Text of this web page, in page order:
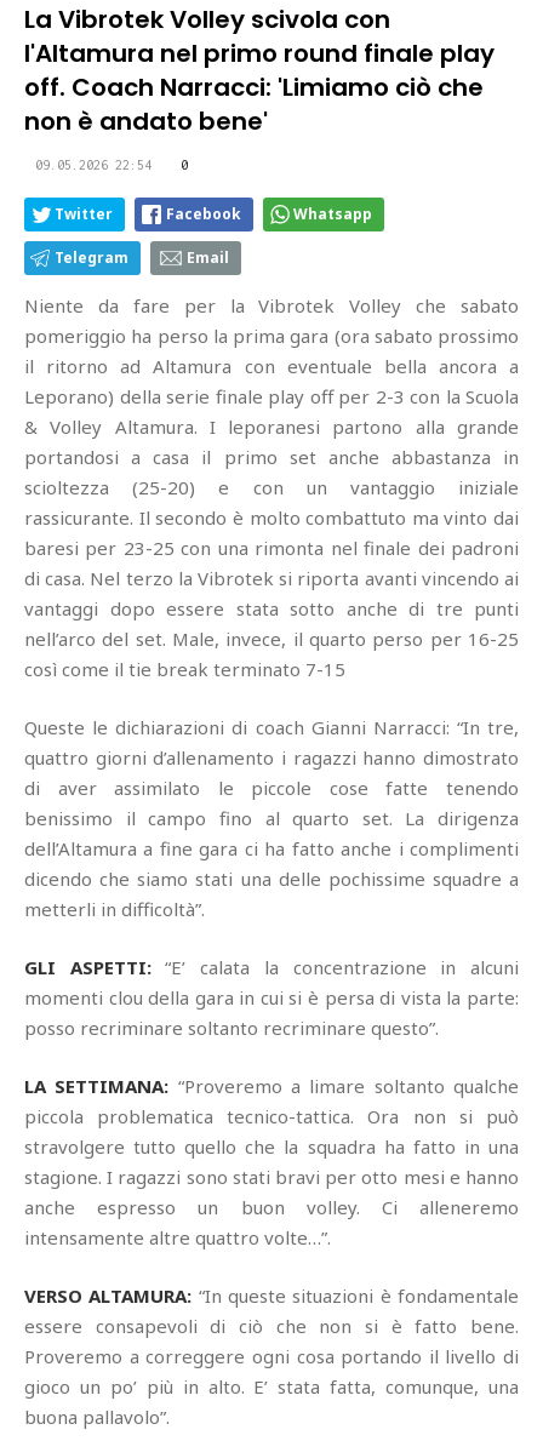
La Vibrotek Volley scivola con
l'Altamura nel primo round finale play
off. Coach Narracci: 'Limiamo ciò che
non è andato bene'
09.05.2026 22:54 0
Twitter Facebook Whatsapp
Telegram Email
Niente da fare per la Vibrotek Volley che sabato
pomeriggio ha perso la prima gara (ora sabato prossimo
il ritorno ad Altamura con eventuale bella ancora a
Leporano) della serie finale play off per 2-3 con la Scuola
& Volley Altamura. I leporanesi partono alla grande
portandosi a casa il primo set anche abbastanza in
scioltezza (25-20) e con un vantaggio iniziale
rassicurante. Il secondo è molto combattuto ma vinto dai
baresi per 23-25 con una rimonta nel finale dei padroni
di casa. Nel terzo la Vibrotek si riporta avanti vincendo ai
vantaggi dopo essere stata sotto anche di tre punti
nell’arco del set. Male, invece, il quarto perso per 16-25
così come il tie break terminato 7-15
Queste le dichiarazioni di coach Gianni Narracci: “In tre,
quattro giorni d’allenamento i ragazzi hanno dimostrato
di aver assimilato le piccole cose fatte tenendo
benissimo il campo fino al quarto set. La dirigenza
dell’Altamura a fine gara ci ha fatto anche i complimenti
dicendo che siamo stati una delle pochissime squadre a
metterli in difficoltà”.
GLI ASPETTI:“E’ calata la concentrazione in alcuni
momenti clou della gara in cui si è persa di vista la parte:
posso recriminare soltanto recriminare questo”.
LA SETTIMANA: “Proveremo a limare soltanto qualche
piccola problematica tecnico-tattica. Ora non si può
stravolgere tutto quello che la squadra ha fatto in una
stagione. I ragazzi sono stati bravi per otto mesi e hanno
anche espresso un buon volley. Ci alleneremo
intensamente altre quattro volte…”.
VERSO ALTAMURA: “In queste situazioni è fondamentale
essere consapevoli di ciò che non si è fatto bene.
Proveremo a correggere ogni cosa portando il livello di
gioco un po’ più in alto. E’ stata fatta, comunque, una
buona pallavolo”.